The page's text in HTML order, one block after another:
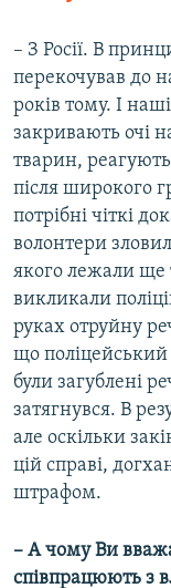
– З Росії. В
перекочував до
років тому. І
закривають очі
тварин,
після широкого
потрібні чіткі
волонтери
якого лежали ще
викликали
руках отруйну
що
були загублені
затягнувся. В
але оскільки
цій справі,
штрафом.
– А чому Ви
співпрацюють з